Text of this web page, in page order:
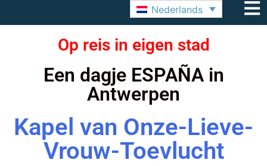
Nederlands
Op reis in eigen stad
Een dagje ESPAÑA in
Antwerpen
Kapel van Onze-Lieve-
Vrouw-Toevlucht